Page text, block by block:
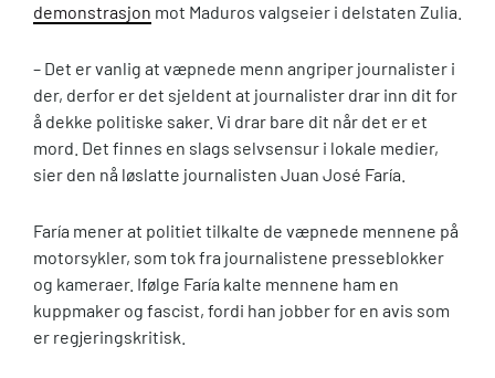
demonstrasjon mot Maduros valgseier i delstaten Zulia.
– Det er vanlig at væpnede menn angriper journalister i
der, derfor er det sjeldent at journalister drar inn dit for
å dekke politiske saker. Vi drar bare dit når det er et
mord. Det finnes en slags selvsensur i lokale medier,
sier den nå løslatte journalisten Juan José Faría.
Faría mener at politiet tilkalte de væpnede mennene på
motorsykler, som tok fra journalistene presseblokker
og kameraer. Ifølge Faría kalte mennene ham en
kuppmaker og fascist, fordi han jobber for en avis som
er regjeringskritisk.